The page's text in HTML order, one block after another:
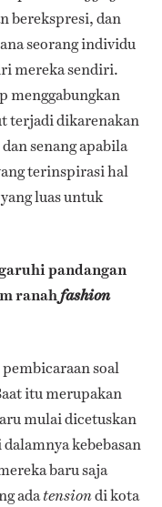
berekspresi, dan
seorang individu
mereka sendiri.
menggabungkan
terjadi dikarenakan
dan senang apabila
terinspirasi hal
luas untuk
pandangan
ranahfashion
pembicaraan soal
itu merupakan
mulai dicetuskan
kebebasan
baru saja
adatensiondi kota